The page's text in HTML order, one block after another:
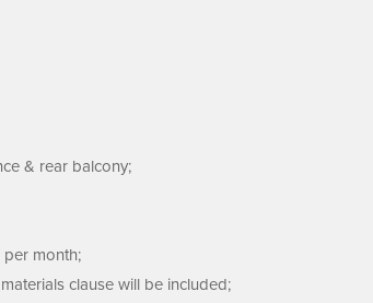
& rear balcony;
per month;
clause will be included;